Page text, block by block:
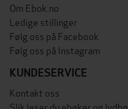
Om Ebok.no
Ledige stillinger
Følg oss på Facebook
Følg oss på Instagram
KUNDESERVICE
Kontakt oss